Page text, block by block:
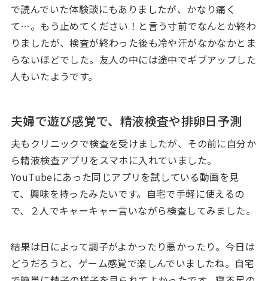
で読んでいた体験談にもありましたが、かなり痛く
て…。もう止めてください！と言う寸前でなんとか終わ
りましたが、検査が終わった後も冷や汗がなかなかとま
らないほどでした。友人の中には途中でギブアップした
人もいたようです。
夫婦で遊び感覚で、精液検査や排卵日予測
夫もクリニックで検査を受けましたが、その前に自分か
ら精液検査アプリをスマホに入れていました。
YouTubeにあった同じアプリを試している動画を見
て、興味を持ったみたいです。自宅で手軽に使えるの
で、２人でキャーキャー言いながら検査してみました。
結果は日によって調子がよかったり悪かったり。今日は
どうだろうと、ゲーム感覚で楽しんでいましたね。自宅